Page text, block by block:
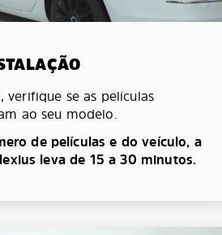
se as películas
ao seu modelo.
de películas e do veículo, a
leva de 15 a 30 minutos.